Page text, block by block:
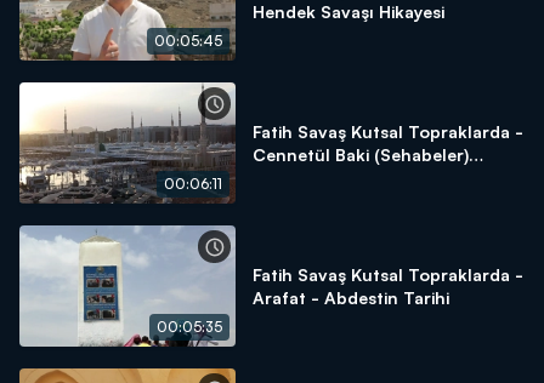
00:05:45
Hendek Savaşı Hikayesi
00:06:11
Fatih Savaş Kutsal Topraklarda -
Cennetül Baki (Sehabeler)
00:05:35
Fatih Savaş Kutsal Topraklarda -
Arafat - Abdestin Tarihi